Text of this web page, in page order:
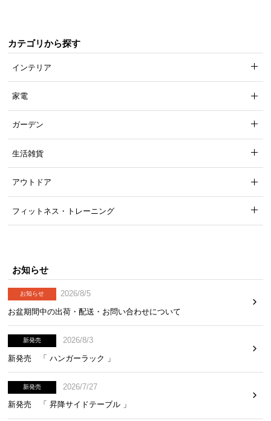
カテゴリから探す
インテリア
家電
ガーデン
生活雑貨
アウトドア
フィットネス・トレーニング
お知らせ
お知らせ
2026/8/5
お盆期間中の出荷・配送・お問い合わせについて
新発売
2026/8/3
新発売 「 ハンガーラック 」
新発売
2026/7/27
新発売 「 昇降サイドテーブル 」